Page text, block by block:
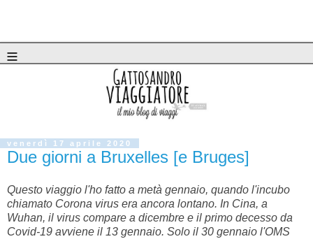
≡
venerdì 17 aprile 2020
Due giorni a Bruxelles [e Bruges]
Questo viaggio l'ho fatto a metà gennaio, quando l'incubo
chiamato Corona virus era ancora lontano. In Cina, a
Wuhan, il virus compare a dicembre e il primo decesso da
Covid-19 avviene il 13 gennaio. Solo il 30 gennaio l'OMS